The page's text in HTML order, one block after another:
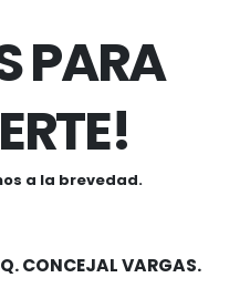
PARA
a la brevedad.
CONCEJAL VARGAS.